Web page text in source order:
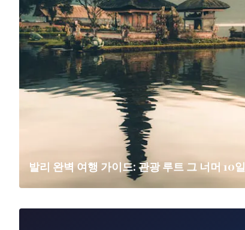
발리 완벽 여행 가이드: 관광 루트 그 너머 10일